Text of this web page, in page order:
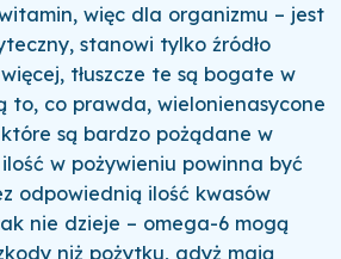
więc dla organizmu – jest
stanowi tylko źródło
tłuszcze te są bogate w
to, co prawda, wielonienasycone
które są bardzo pożądane w
w pożywieniu powinna być
odpowiednią ilość kwasów
nie dzieje – omega-6 mogą
niż pożytku, gdyż mają